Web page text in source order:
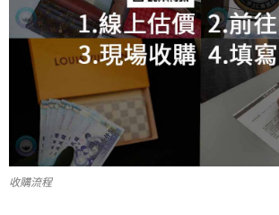
收購流程